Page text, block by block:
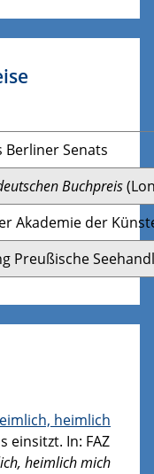
Senats
Buchpreis
Akademie der
Preußische
heimlich
einsitzt. In: FAZ
heimlich mich